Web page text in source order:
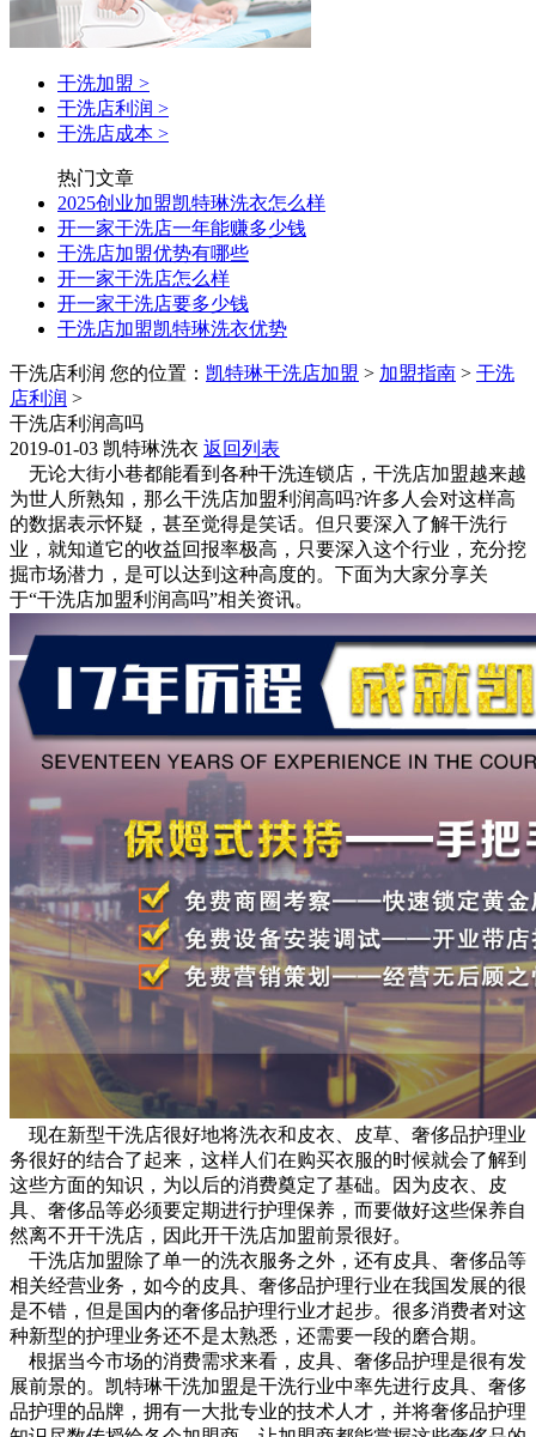
干洗加盟 >
干洗店利润 >
干洗店成本 >
热门文章
2025创业加盟凯特琳洗衣怎么样
开一家干洗店一年能赚多少钱
干洗店加盟优势有哪些
开一家干洗店怎么样
开一家干洗店要多少钱
干洗店加盟凯特琳洗衣优势
干洗店利润 您的位置： 凯特琳干洗店加盟 > 加盟指南 > 干洗
店利润 >
干洗店利润高吗
2019-01-03 凯特琳洗衣 返回列表
无论大街小巷都能看到各种干洗连锁店，干洗店加盟越来越
为世人所熟知，那么干洗店加盟利润高吗?许多人会对这样高
的数据表示怀疑，甚至觉得是笑话。但只要深入了解干洗行
业，就知道它的收益回报率极高，只要深入这个行业，充分挖
掘市场潜力，是可以达到这种高度的。下面为大家分享关
于“干洗店加盟利润高吗”相关资讯。
现在新型干洗店很好地将洗衣和皮衣、皮草、奢侈品护理业
务很好的结合了起来，这样人们在购买衣服的时候就会了解到
这些方面的知识，为以后的消费奠定了基础。因为皮衣、皮
具、奢侈品等必须要定期进行护理保养，而要做好这些保养自
然离不开干洗店，因此开干洗店加盟前景很好。
干洗店加盟除了单一的洗衣服务之外，还有皮具、奢侈品等
相关经营业务，如今的皮具、奢侈品护理行业在我国发展的很
是不错，但是国内的奢侈品护理行业才起步。很多消费者对这
种新型的护理业务还不是太熟悉，还需要一段的磨合期。
根据当今市场的消费需求来看，皮具、奢侈品护理是很有发
展前景的。凯特琳干洗加盟是干洗行业中率先进行皮具、奢侈
品护理的品牌，拥有一大批专业的技术人才，并将奢侈品护理